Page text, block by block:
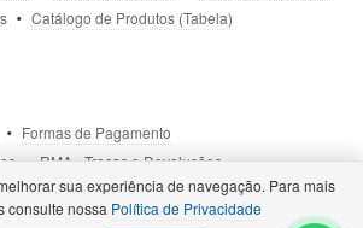
Catálogo de Produtos (Tabela)
Formas de Pagamento
RMA - Trocas e Devoluções
Termos de Uso Site Seguro
sua experiência de navegação. Para mais
consulte nossa Política de Privacidade